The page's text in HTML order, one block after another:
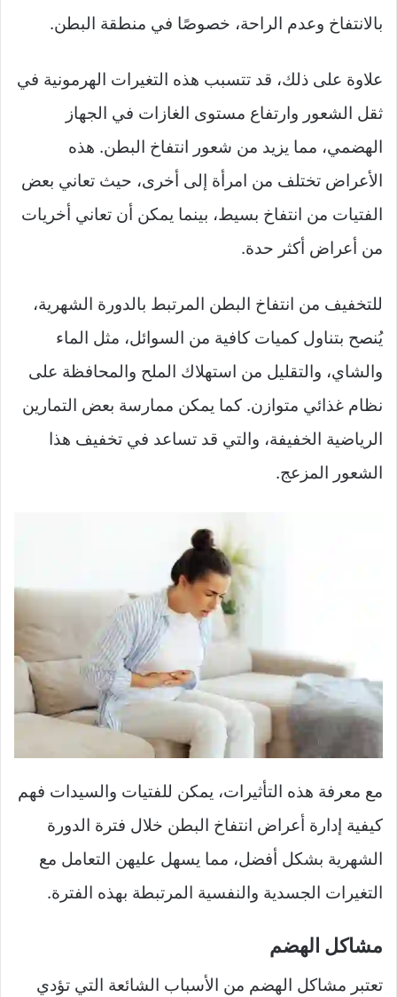
بالانتفاخ وعدم الراحة، خصوصًا في منطقة البطن.
علاوة على ذلك، قد تتسبب هذه التغيرات الهرمونية في
ثقل الشعور وارتفاع مستوى الغازات في الجهاز
الهضمي، مما يزيد من شعور انتفاخ البطن. هذه
الأعراض تختلف من امرأة إلى أخرى، حيث تعاني بعض
الفتيات من انتفاخ بسيط، بينما يمكن أن تعاني أخريات
من أعراض أكثر حدة.
للتخفيف من انتفاخ البطن المرتبط بالدورة الشهرية،
يُنصح بتناول كميات كافية من السوائل، مثل الماء
والشاي، والتقليل من استهلاك الملح والمحافظة على
نظام غذائي متوازن. كما يمكن ممارسة بعض التمارين
الرياضية الخفيفة، والتي قد تساعد في تخفيف هذا
الشعور المزعج.
مع معرفة هذه التأثيرات، يمكن للفتيات والسيدات فهم
كيفية إدارة أعراض انتفاخ البطن خلال فترة الدورة
الشهرية بشكل أفضل، مما يسهل عليهن التعامل مع
التغيرات الجسدية والنفسية المرتبطة بهذه الفترة.
مشاكل الهضم
تعتبر مشاكل الهضم من الأسباب الشائعة التي تؤدي